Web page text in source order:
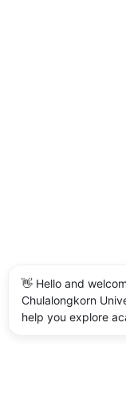
👋 Hello and
Chulalongkorn
help you explore